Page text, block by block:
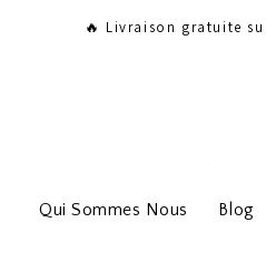
🔥 Livraison gratuite
Qui Sommes Nous Blog